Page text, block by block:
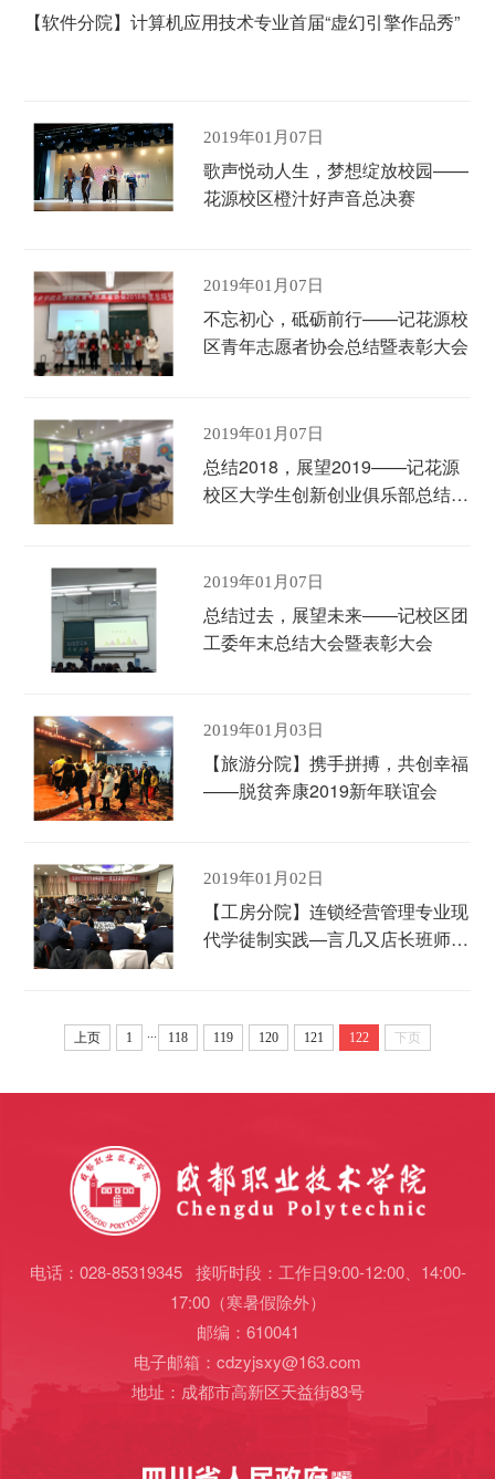
【软件分院】计算机应用技术专业首届“虚幻引擎作品秀”
2019年01月07日
歌声悦动人生，梦想绽放校园——
花源校区橙汁好声音总决赛
2019年01月07日
不忘初心，砥砺前行——记花源校
区青年志愿者协会总结暨表彰大会
2019年01月07日
总结2018，展望2019——记花源
校区大学生创新创业俱乐部总结交
2019年01月07日
总结过去，展望未来――记校区团
工委年末总结大会暨表彰大会
2019年01月03日
【旅游分院】携手拼搏，共创幸福
——脱贫奔康2019新年联谊会
2019年01月02日
【工房分院】连锁经营管理专业现
代学徒制实践—言几又店长班师傅
上页 1 ... 118 119 120 121 122 下页
电话：028-85319345 接听时段：工作日9:00-12:00、14:00-
17:00（寒暑假除外）
邮编：610041
电子邮箱：cdzyjsxy@163.com
地址：成都市高新区天益街83号